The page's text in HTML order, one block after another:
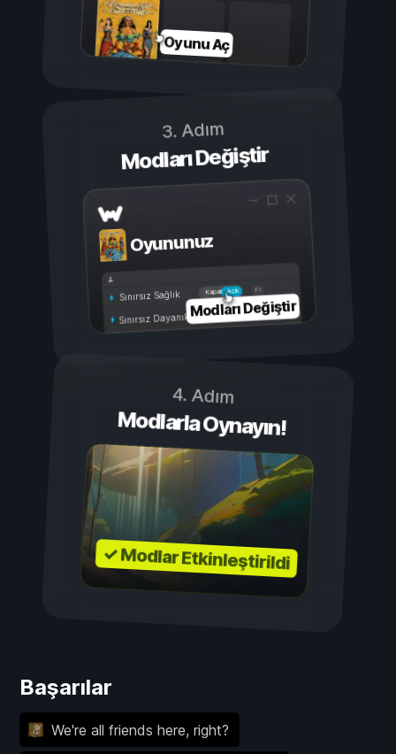
Oyunu Aç
3. Adım
Modları Değiştir
Oyununuz
Açık
Kapalı
Sınırsız Sağlık
Sınırsız DayanıklılıkModları Değiştir
4. Adım
Modlarla Oynayın!
✓ Modlar Etkinleştirildi
Başarılar
We're all friends here, right?